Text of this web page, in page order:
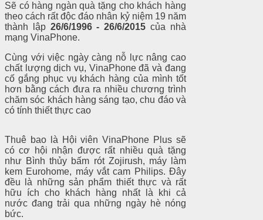
Sẽ có hàng ngàn quà tặng cho khách hàng
theo cách rất độc đáo nhân kỷ niệm 19 năm
thành lập26/6/1996 - 26/6/2015 của nhà
mạng VinaPhone.
Cùng với việc ngày càng nỗ lực nâng cao
chất lượng dịch vụ, VinaPhone đã và đang
cố gắng phục vụ khách hàng của mình tốt
hơn bằng cách đưa ra nhiều chương trình
chăm sóc khách hàng sáng tạo, chu đáo và
có tính thiết thực cao
Thuê bao là Hội viên VinaPhone Plus sẽ
có cơ hội nhận được rất nhiều quà tặng
như Bình thủy bấm rót Zojirush, máy làm
kem Eurohome, máy vắt cam Philips. Đây
đều là những sản phẩm thiết thực và rất
hữu ích cho khách hàng nhất là khi cả
nước đang trải qua những ngày hè nóng
bức.